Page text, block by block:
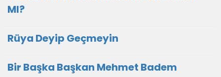
MI?
Rüya Deyip Geçmeyin
Bir Başka Başkan Mehmet Badem